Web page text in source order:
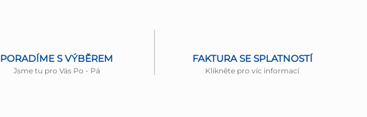
PORADÍME S VÝBĚREM
Jsme tu pro Vás Po - Pá
FAKTURA SE SPLATNOSTÍ
Klikněte pro víc informací